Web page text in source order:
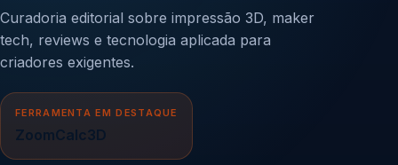
Curadoria editorial sobre impressão 3D, maker
tech, reviews e tecnologia aplicada para
criadores exigentes.
FERRAMENTA EM DESTAQUE
ZoomCalc3D